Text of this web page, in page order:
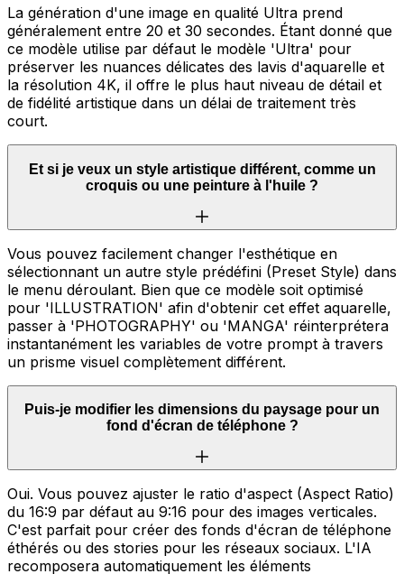
La génération d'une image en qualité Ultra prend
généralement entre 20 et 30 secondes. Étant donné que
ce modèle utilise par défaut le modèle 'Ultra' pour
préserver les nuances délicates des lavis d'aquarelle et
la résolution 4K, il offre le plus haut niveau de détail et
de fidélité artistique dans un délai de traitement très
court.
Et si je veux un style artistique différent, comme un
croquis ou une peinture à l'huile ?
Vous pouvez facilement changer l'esthétique en
sélectionnant un autre style prédéfini (Preset Style) dans
le menu déroulant. Bien que ce modèle soit optimisé
pour 'ILLUSTRATION' afin d'obtenir cet effet aquarelle,
passer à 'PHOTOGRAPHY' ou 'MANGA' réinterprétera
instantanément les variables de votre prompt à travers
un prisme visuel complètement différent.
Puis-je modifier les dimensions du paysage pour un
fond d'écran de téléphone ?
Oui. Vous pouvez ajuster le ratio d'aspect (Aspect Ratio)
du 16:9 par défaut au 9:16 pour des images verticales.
C'est parfait pour créer des fonds d'écran de téléphone
éthérés ou des stories pour les réseaux sociaux. L'IA
recomposera automatiquement les éléments